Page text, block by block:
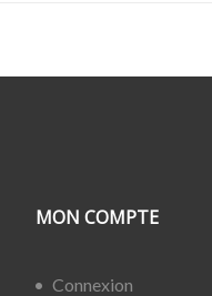
MON COMPTE
Connexion